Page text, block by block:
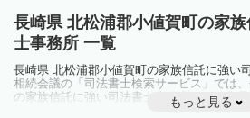
長崎県 北松浦郡小値賀町の家
士事務所 一覧
長崎県 北松浦郡小値賀町の家族信託に強い
相続会議の「司法書士検索サービス」では
の家族信託に強い司法書士事務所を一覧で
トラブルやお悩みを抱えている方は一度近
もっと見る